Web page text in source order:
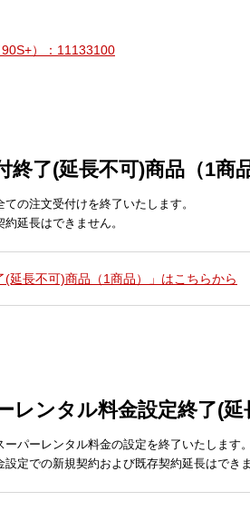
）：11133100
終了(延長不可)商品（1商品
の注文受付けを終了いたします。
延長はできません。
(延長不可)商品（1商品）」はこちらから
レンタル料金設定終了(延
パーレンタル料金の設定を終了いたします。
定での新規契約および既存契約延長はできま